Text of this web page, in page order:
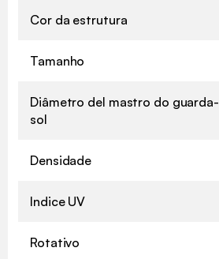
Cor da estrutura
Tamanho
Diâmetro del mastro do guarda-
sol
Densidade
Indice UV
Rotativo